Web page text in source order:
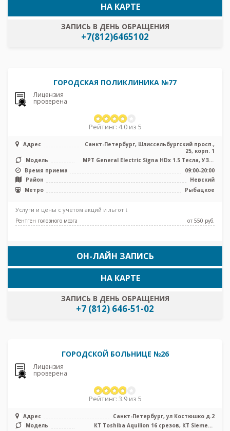
ЗАПИСЬ В ДЕНЬ ОБРАЩЕНИЯ
+7(812)6465102
НА КАРТЕ
ГОРОДСКАЯ ПОЛИКЛИНИКА №77
Лицензия
проверена
Рейтинг: 4.0 из 5
Адрес
Санкт-Петербург, Шлиссельбургский просп.,
25, корп. 1
Модель
МРТ General Electric Signa HDх 1.5 Тесла, УЗИ,
Рентген
Время приема
09:00-20:00
Район
Невский
Метро
Рыбацкое
Услуги и цены с учетом акций и льгот ↓
Рентген головного мозга от 550 pуб.
ОН-ЛАЙН ЗАПИСЬ
ЗАПИСЬ В ДЕНЬ ОБРАЩЕНИЯ
+7 (812) 646-51-02
НА КАРТЕ
ГОРОДСКОЙ БОЛЬНИЦЕ №26
Лицензия
проверена
Рейтинг: 3.9 из 5
Адрес
Санкт-Петербург, ул Костюшко д.2
Модель
КТ Toshiba Aquilion 16 срезов, КТ Siemens